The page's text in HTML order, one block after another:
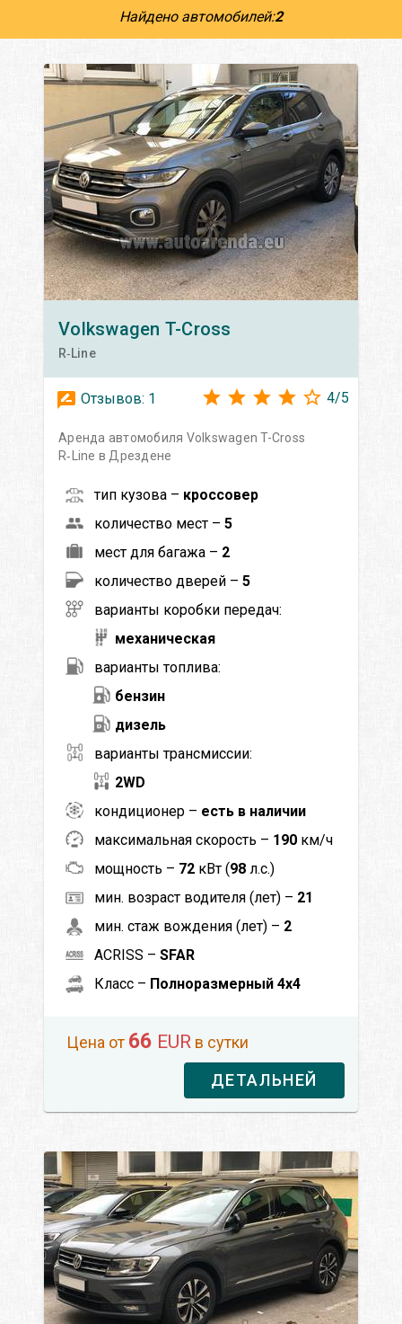
Найдено автомобилей:2
Volkswagen T-Cross
R‑Line
Отзывов: 1 4/5
Аренда автомобиля Volkswagen T-Cross
R‑Line в Дрездене
тип кузова – кроссовер
количество мест – 5
мест для багажа – 2
количество дверей – 5
варианты коробки передач:
механическая
варианты топлива:
бензин
дизель
варианты трансмиссии:
2WD
кондиционер – есть в наличии
максимальная скорость – 190 км/ч
мощность – 72 кВт (98 л.с.)
мин. возраст водителя (лет) – 21
мин. стаж вождения (лет) – 2
ACRISS – SFAR
Класс – Полноразмерный 4x4
Цена от 66 EUR в сутки
ДЕТАЛЬНЕЙ